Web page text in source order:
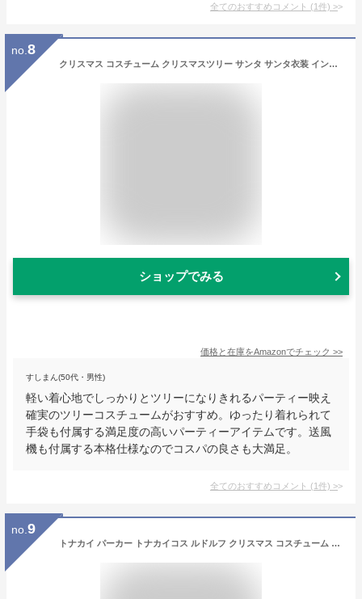
全てのおすすめコメント (1件) >
no. 8
クリスマス コスチューム クリスマスツリー サンタ サンタ衣装 インフレータブル おもしろい サンタクロース クリスマスツリー服 手袋付き 仮装 コスプレ 2点セット 大人用 ユニセックス 送風機付き (Free)
ショップでみる
価格と在庫をAmazonでチェック >>
すしまん(50代・男性)
軽い着心地でしっかりとツリーになりきれるパーティー映え
確実のツリーコスチュームがおすすめ。ゆったり着れられて
手袋も付属する満足度の高いパーティーアイテムです。送風
機も付属する本格仕様なのでコスパの良さも大満足。
全てのおすすめコメント (1件) >
no. 9
トナカイ パーカー トナカイコス ルドルフ クリスマス コスチューム 衣装 男性用 メンズ レディース 大きいサイズ 動物 鹿 クリスマス衣装 コスプレ衣装 クリスマスコスチューム トナカイ仮装 トナカイコスプレ トナカイ衣装 セクシーサンタ ファー x-mas s-cs_6b601